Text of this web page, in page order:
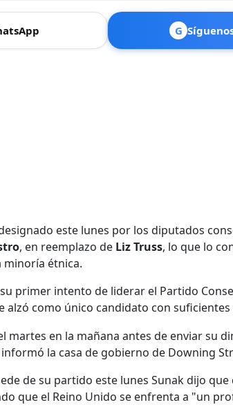
G
este lunes por los diputados
, en reemplazo de Liz Truss, lo que lo
minoría étnica.
primer intento de liderar el Partido
alzó como único candidato con suficientes
martes en la mañana antes de enviar su
la casa de gobierno de Downing
de su partido este lunes Sunak dijo que
que el Reino Unido se enfrenta a "un